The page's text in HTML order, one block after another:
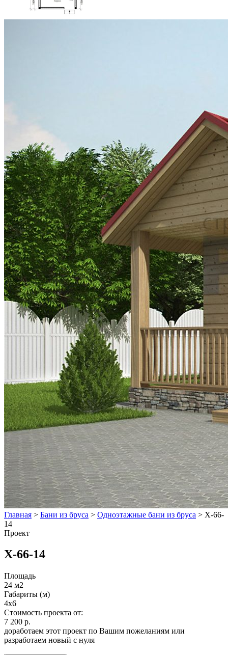
Главная > Бани из бруса > Одноэтажные бани из бруса > Х-66-
14
Проект
Х-66-14
Площадь
24 м2
Габариты (м)
4x6
Стоимость проекта от:
7 200 р.
доработаем этот проект по Вашим пожеланиям или
разработаем новый с нуля